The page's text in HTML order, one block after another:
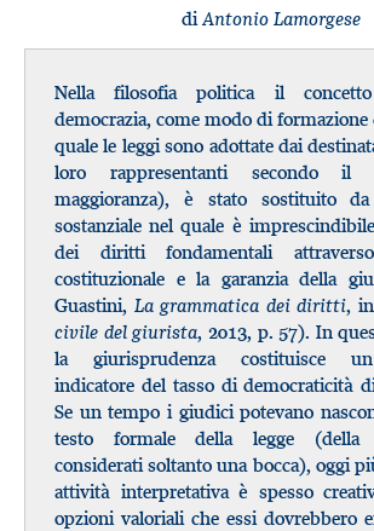
diAntonio Lamorgese
Nella filosofia politica il
democrazia, come modo di
quale le leggi sono adottate dai
loro rappresentanti secondo il
maggioranza), è stato sostituito
sostanziale nel quale è
dei diritti fondamentali
costituzionale e la garanzia della
Guastini, La grammatica dei diritti,
civile del giurista, 2013, p. 57). In
la giurisprudenza costituisce
indicatore del tasso di democraticità
Se un tempo i giudici potevano
testo formale della legge (della
considerati soltanto una bocca), oggi
attività interpretativa è spesso
opzioni valoriali che essi dovrebbero